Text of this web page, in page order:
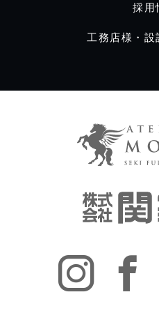
採用
工務店様・設